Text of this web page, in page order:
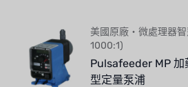
美國原廠・微處理器
1000:1)
Pulsafeeder MP 加
型定量泵浦